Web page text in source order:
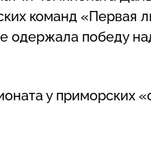
команд «Первая
одержала победу
у приморских